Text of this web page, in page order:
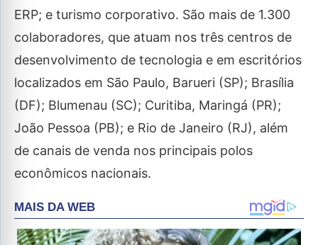
ERP; e turismo corporativo. São mais de 1.300
colaboradores, que atuam nos três centros de
desenvolvimento de tecnologia e em escritórios
localizados em São Paulo, Barueri (SP); Brasília
(DF); Blumenau (SC); Curitiba, Maringá (PR);
João Pessoa (PB); e Rio de Janeiro (RJ), além
de canais de venda nos principais polos
econômicos nacionais.